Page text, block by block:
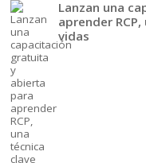
Lanzan una
aprender
vidas